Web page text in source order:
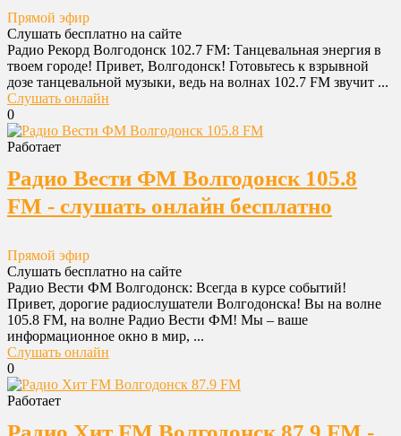
Прямой эфир
Слушать бесплатно на сайте
Радио Рекорд Волгодонск 102.7 FM: Танцевальная энергия в
твоем городе! Привет, Волгодонск! Готовьтесь к взрывной
дозе танцевальной музыки, ведь на волнах 102.7 FM звучит ...
Слушать онлайн
0
Работает
Радио Вести ФМ Волгодонск 105.8
FM - слушать онлайн бесплатно
Прямой эфир
Слушать бесплатно на сайте
Радио Вести ФМ Волгодонск: Всегда в курсе событий!
Привет, дорогие радиослушатели Волгодонска! Вы на волне
105.8 FM, на волне Радио Вести ФМ! Мы – ваше
информационное окно в мир, ...
Слушать онлайн
0
Работает